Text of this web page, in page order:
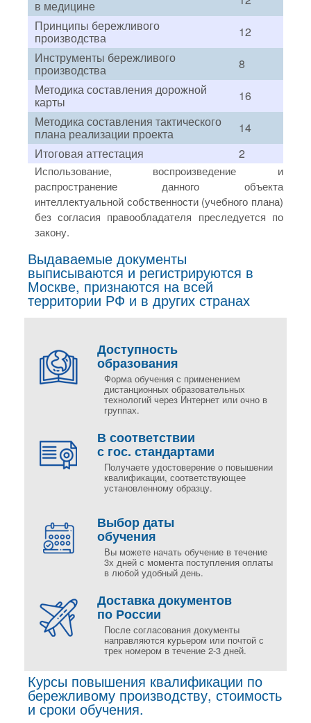
в медицине
Принципы бережливого
производства
12
Инструменты бережливого
производства
8
Методика составления дорожной
карты
16
Методика составления тактического
плана реализации проекта
14
Итоговая аттестация
2
Использование, воспроизведение и
распространение данного объекта
интеллектуальной собственности (учебного плана)
без согласия правообладателя преследуется по
закону.
Выдаваемые документы
выписываются и регистрируются в
Москве, признаются на всей
территории РФ и в других странах
Доступность
образования
Форма обучения с применением
дистанционных образовательных
технологий через Интернет или очно в
группах.
В соответствии
с гос. стандартами
Получаете удостоверение о повышении
квалификации, соответствующее
установленному образцу.
Выбор даты
обучения
Вы можете начать обучение в течение
3х дней с момента поступления оплаты
в любой удобный день.
Доставка документов
по России
После согласования документы
направляются курьером или почтой с
трек номером в течение 2-3 дней.
Курсы повышения квалификации по
бережливому производству, стоимость
и сроки обучения.